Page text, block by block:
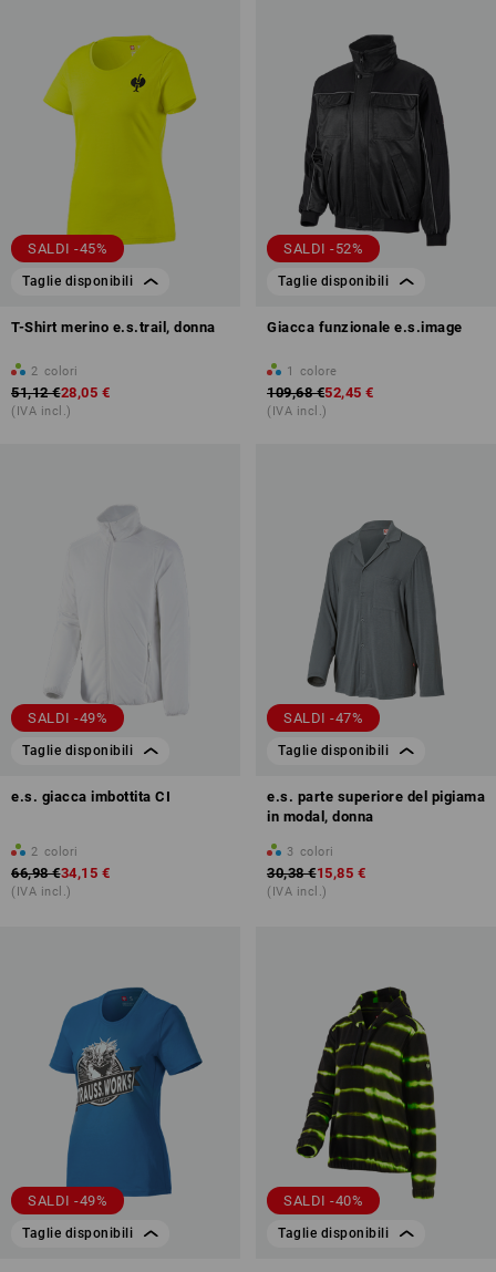
SALDI -45%
Taglie disponibili
T-Shirt merino e.s.trail, donna
2 colori
51,12 €28,05 €
(IVA incl.)
SALDI -52%
Taglie disponibili
Giacca funzionale e.s.image
1 colore
109,68 €52,45 €
(IVA incl.)
SALDI -49%
Taglie disponibili
e.s. giacca imbottita CI
2 colori
66,98 €34,15 €
(IVA incl.)
SALDI -47%
Taglie disponibili
e.s. parte superiore del pigiama
in modal, donna
3 colori
30,38 €15,85 €
(IVA incl.)
SALDI -49%
Taglie disponibili
SALDI -40%
Taglie disponibili